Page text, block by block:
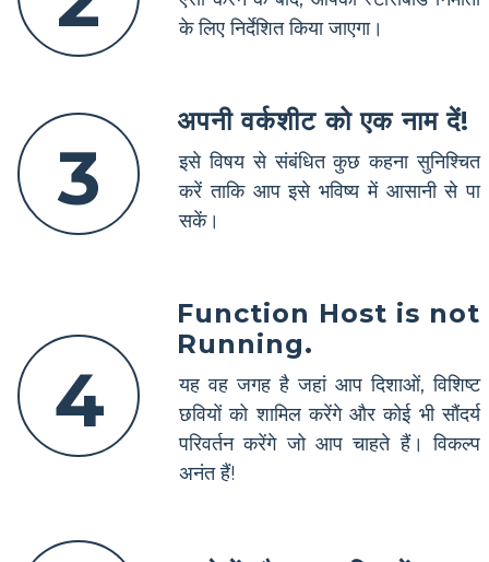
के लिए निर्देशित किया जाएगा।
3
अपनी वर्कशीट को एक नाम दें!
इसे विषय से संबंधित कुछ कहना सुनिश्चित
करें ताकि आप इसे भविष्य में आसानी से पा
सकें।
4
Function Host is not
Running.
यह वह जगह है जहां आप दिशाओं, विशिष्ट
छवियों को शामिल करेंगे और कोई भी सौंदर्य
परिवर्तन करेंगे जो आप चाहते हैं। विकल्प
अनंत हैं!